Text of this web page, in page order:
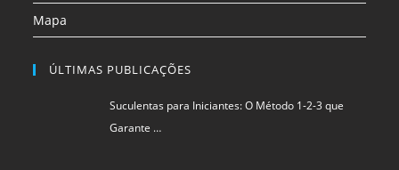
Mapa
ÚLTIMAS PUBLICAÇÕES
Suculentas para Iniciantes: O Método 1-2-3 que
Garante …